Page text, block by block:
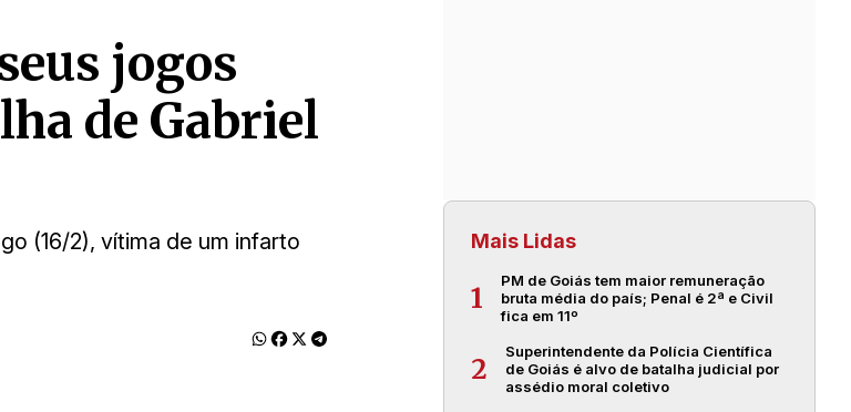
jogos
de Gabriel
(16/2), vítima de um infarto
Mais Lidas
1
PM de Goiás tem maior remuneração
bruta média do país; Penal é 2ª e Civil
fica em 11º
2
Superintendente da Polícia Científica
de Goiás é alvo de batalha judicial por
assédio moral coletivo